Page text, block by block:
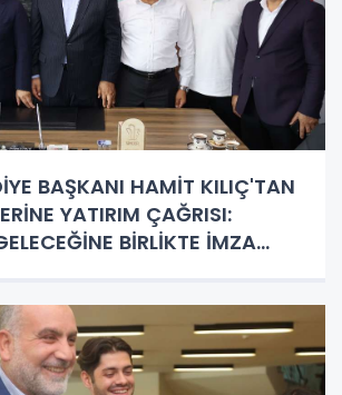
BAŞKANI HAMİT KILIÇ'TAN
YATIRIM ÇAĞRISI:
BİRLİKTE İMZA